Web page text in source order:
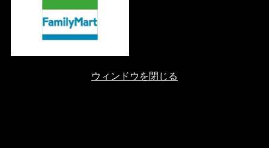
ウィンドウを閉じる